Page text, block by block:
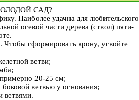
САД?
Наиболее удачна для любительского
осевой части дерева (ствол) пяти-
сформировать крону, усвойте
ветви;
примерно 20-25 см;
ветвью у основания;
ветвями.